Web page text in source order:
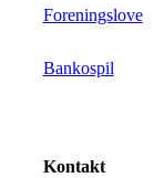
Foreningslove
Bankospil
Kontakt